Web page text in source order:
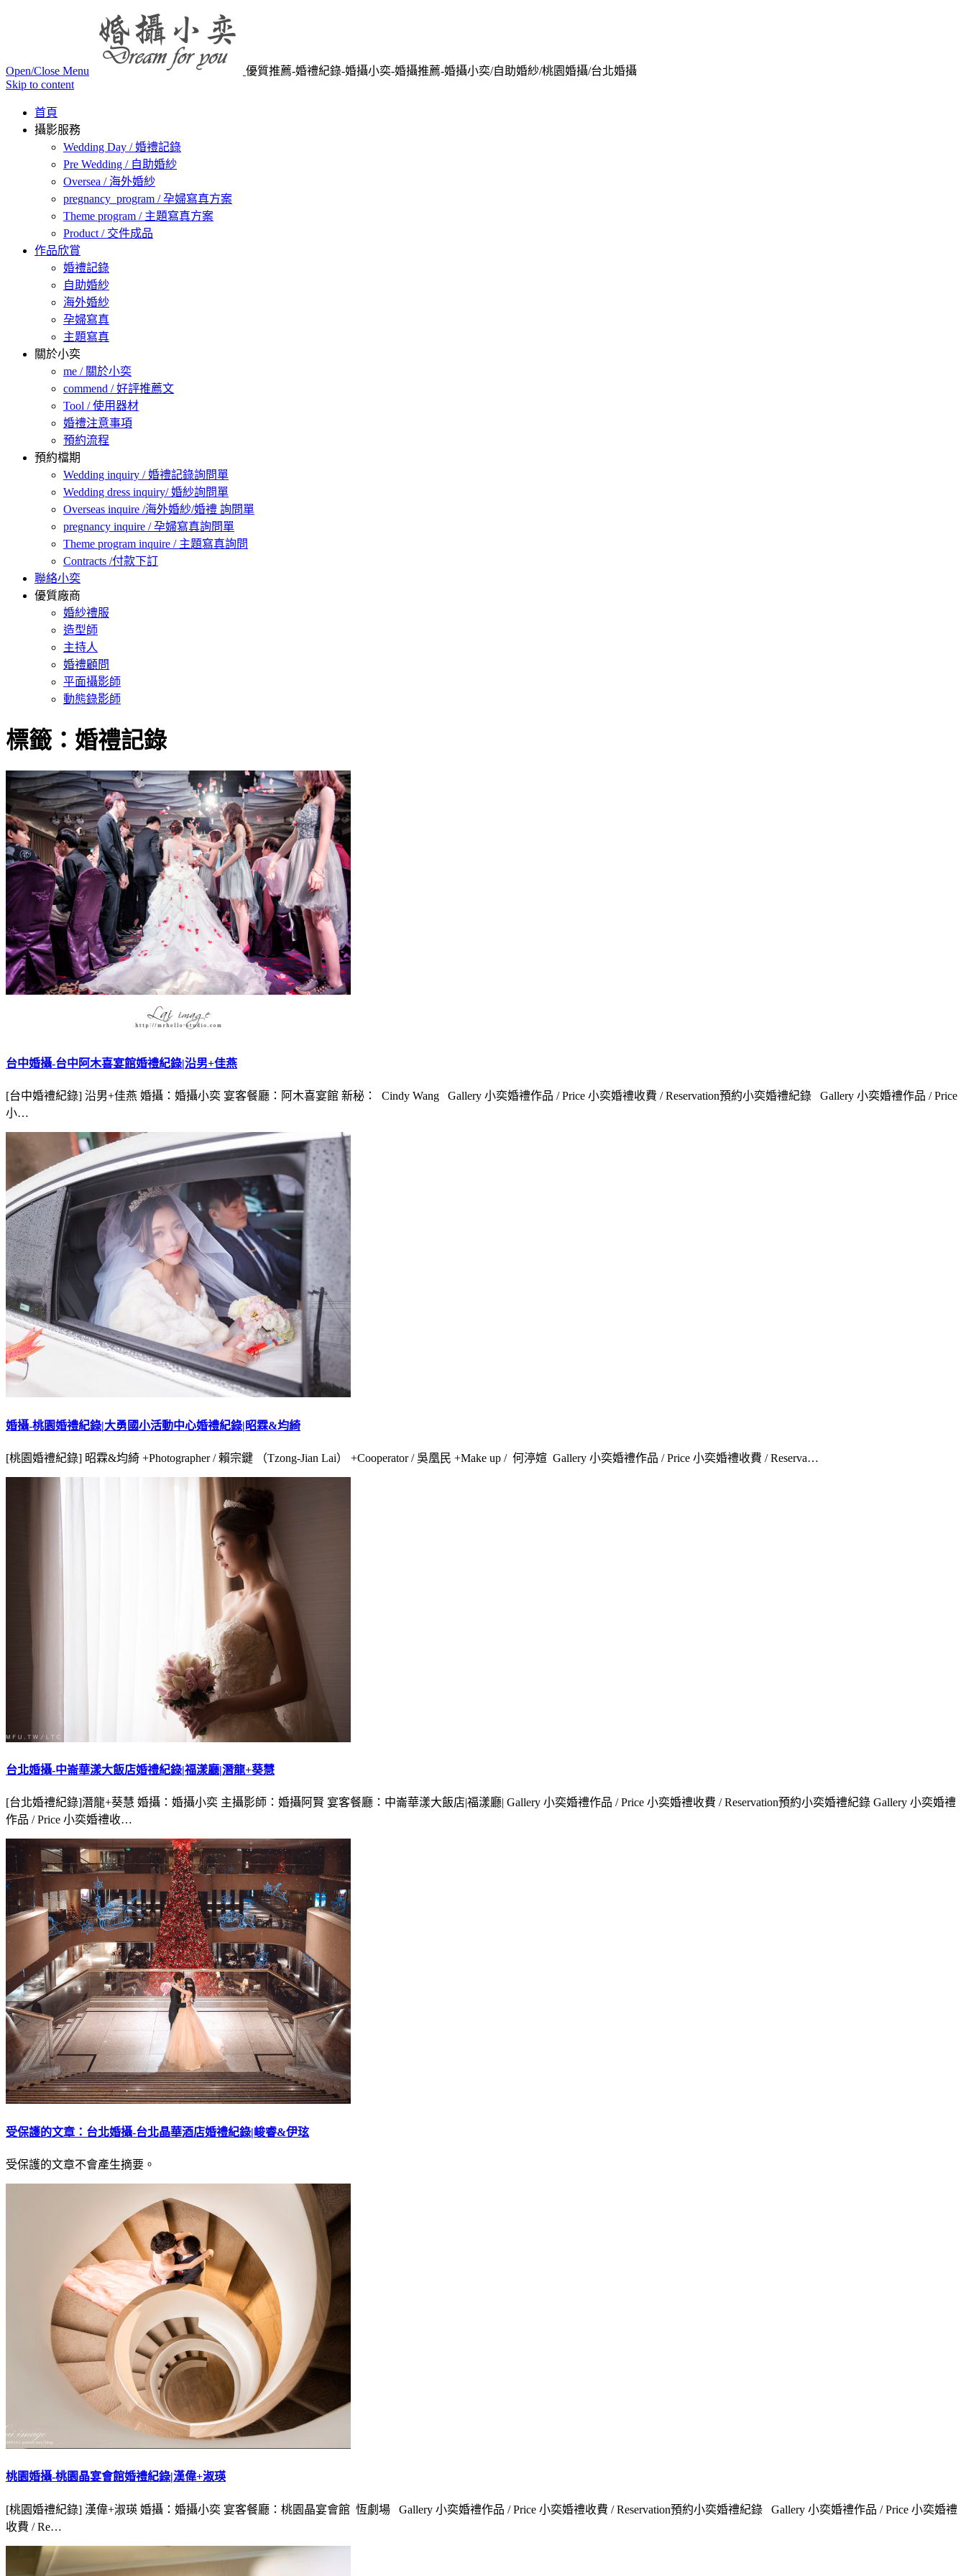
Open/Close Menu
優質推薦-婚禮紀錄-婚攝小奕-婚攝推薦-婚攝小奕/自助婚紗/桃園婚攝/台北婚攝
Skip to content
首頁
攝影服務
Wedding Day / 婚禮記錄
Pre Wedding / 自助婚紗
Oversea / 海外婚紗
pregnancy_program / 孕婦寫真方案
Theme program / 主題寫真方案
Product / 交件成品
作品欣賞
婚禮記錄
自助婚紗
海外婚紗
孕婦寫真
主題寫真
關於小奕
me / 關於小奕
commend / 好評推薦文
Tool / 使用器材
婚禮注意事項
預約流程
預約檔期
Wedding inquiry / 婚禮記錄詢問單
Wedding dress inquiry/ 婚紗詢問單
Overseas inquire /海外婚紗/婚禮 詢問單
pregnancy inquire / 孕婦寫真詢問單
Theme program inquire / 主題寫真詢問
Contracts /付款下訂
聯絡小奕
優質廠商
婚紗禮服
造型師
主持人
婚禮顧問
平面攝影師
動態錄影師
標籤：婚禮記錄
台中婚攝-台中阿木喜宴館婚禮紀錄|沿男+佳燕
[台中婚禮紀錄] 沿男+佳燕 婚攝：婚攝小奕 宴客餐廳：阿木喜宴館 新秘： Cindy Wang Gallery 小奕婚禮作品 / Price 小奕婚禮收費 / Reservation預約小奕婚禮紀錄 Gallery 小奕婚禮作品 / Price
小…
婚攝-桃園婚禮紀錄|大勇國小活動中心婚禮紀錄|昭霖&均綺
[桃園婚禮紀錄] 昭霖&均綺 +Photographer / 賴宗鍵 （Tzong-Jian Lai） +Cooperator / 吳凰民 +Make up / 何渟媗 Gallery 小奕婚禮作品 / Price 小奕婚禮收費 / Reserva…
台北婚攝-中崙華漾大飯店婚禮紀錄|福漾廳|潛龍+葵慧
[台北婚禮紀錄]潛龍+葵慧 婚攝：婚攝小奕 主攝影師：婚攝阿賢 宴客餐廳：中崙華漾大飯店|福漾廳| Gallery 小奕婚禮作品 / Price 小奕婚禮收費 / Reservation預約小奕婚禮紀錄 Gallery 小奕婚禮
作品 / Price 小奕婚禮收…
受保護的文章：台北婚攝-台北晶華酒店婚禮紀錄|峻睿&伊玹
受保護的文章不會產生摘要。
桃園婚攝-桃園晶宴會館婚禮紀錄|漢偉+淑瑛
[桃園婚禮紀錄] 漢偉+淑瑛 婚攝：婚攝小奕 宴客餐廳：桃園晶宴會館 恆劇場 Gallery 小奕婚禮作品 / Price 小奕婚禮收費 / Reservation預約小奕婚禮紀錄 Gallery 小奕婚禮作品 / Price 小奕婚禮
收費 / Re…